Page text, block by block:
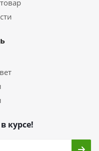
курсе!